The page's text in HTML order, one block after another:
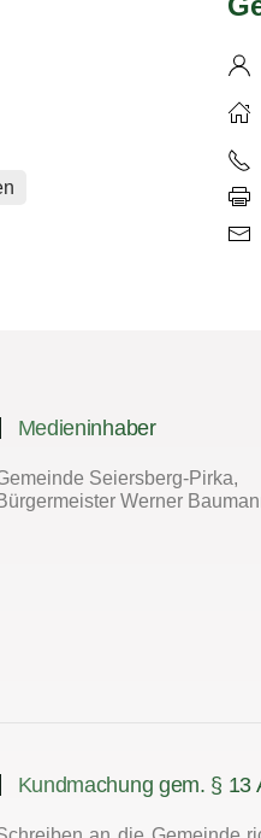
Medieninhaber
Seiersberg-Pirka,
Bürgermeister Werner
Kundmachung gem. § 13